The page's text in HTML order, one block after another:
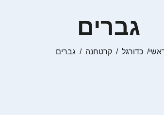
גברים
כדורגל קרטחנה גברים